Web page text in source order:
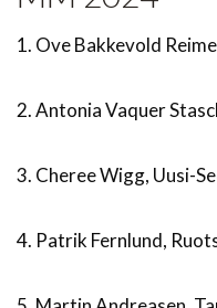
1. Ove Bakkevold
2. Antonia Vaquer
3. Cheree Wigg, Uusi-
4. Patrik Fernlund,